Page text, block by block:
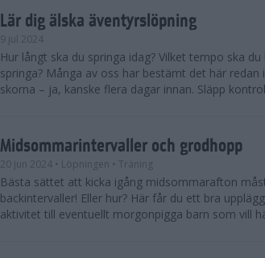
Lär dig älska äventyrslöpning
9 jul 2024
Hur långt ska du springa idag? Vilket tempo ska du
springa? Många av oss har bestämt det här redan
skorna – ja, kanske flera dagar innan. Släpp
Midsommarintervaller och grodhopp
20 jun 2024 • Löpningen • Träning
Bästa sättet att kicka igång midsommarafton
backintervaller! Eller hur? Här får du ett bra
aktivitet till eventuellt morgonpigga barn som vill